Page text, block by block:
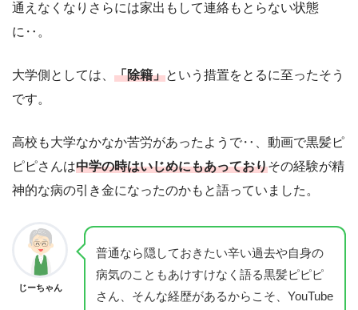
通えなくなりさらには家出もして連絡もとらない状態
に‥。
大学側としては、 「除籍」という措置をとるに至ったそう
です。
高校も大学なかなか苦労があったようで‥、動画で黒髪ピ
ピピさんは中学の時はいじめにもあっておりその経験が精
神的な病の引き金になったのかもと語っていました。
じーちゃん
普通なら隠しておきたい辛い過去や自身の
病気のこともあけすけなく語る黒髪ピピピ
さん、そんな経歴があるからこそ、YouTube